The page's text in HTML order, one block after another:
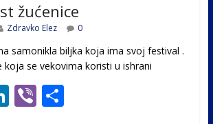
žućenice
Zdravko Elez 0
samonikla biljka koja ima svoj festival .
koja se vekovima koristi u ishrani
Li Vi S